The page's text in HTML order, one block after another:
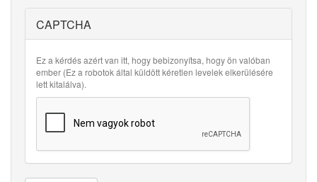
CAPTCHA
Ez a kérdés azért van itt, hogy bebizonyítsa, hogy ön valóban
ember (Ez a robotok által küldött kéretlen levelek elkerülésére
lett kitalálva).